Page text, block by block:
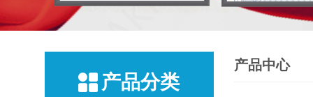
产品分类
产品中心